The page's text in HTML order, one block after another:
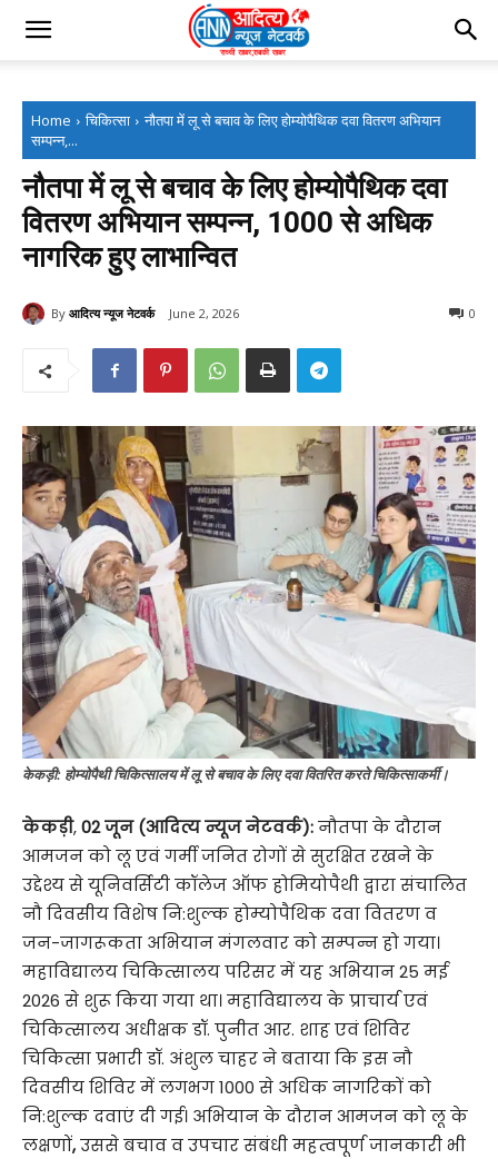
Home चिकित्सा
नौतपा में लू से बचाव के लिए होम्योपैथिक दवा वितरण अभियान
सम्पन्न,...
नौतपा में लू से बचाव के लिए होम्योपैथिक दवा
वितरण अभियान सम्पन्न, 1000 से अधिक
नागरिक हुए लाभान्वित
By आदित्य न्यूज नेटवर्क June 2, 2026 0
केकड़ी: होम्योपैथी चिकित्सालय में लू से बचाव के लिए दवा वितरित करते चिकित्साकर्मी।
केकड़ी,02 जून (आदित्य न्यूज नेटवर्क):नौतपा के दौरान
आमजन को लू एवं गर्मी जनित रोगों से सुरक्षित रखने के
उद्देश्य से यूनिवर्सिटी कॉलेज ऑफ होमियोपैथी द्वारा संचालित
नौ दिवसीय विशेष नि:शुल्क होम्योपैथिक दवा वितरण व
जन-जागरूकता अभियान मंगलवार को सम्पन्न हो गया।
महाविद्यालय चिकित्सालय परिसर में यह अभियान 25 मई
2026 से शुरू किया गया था। महाविद्यालय के प्राचार्य एवं
चिकित्सालय अधीक्षक डॉ. पुनीत आर. शाह एवं शिविर
चिकित्सा प्रभारी डॉ. अंशुल चाहर ने बताया कि इस नौ
दिवसीय शिविर में लगभग 1000 से अधिक नागरिकों को
नि:शुल्क दवाएं दी गई। अभियान के दौरान आमजन को लू के
लक्षणों,उससे बचाव व उपचार संबंधी महत्वपूर्ण जानकारी भी